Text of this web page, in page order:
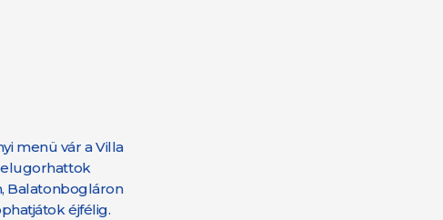
menü vár a Villa
elugorhattok
Balatonbogláron
éjfélig.